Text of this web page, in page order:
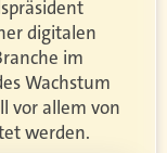
digitalen
im
Wachstum
vor allem von
werden.